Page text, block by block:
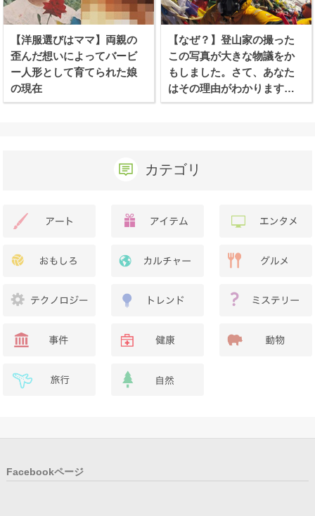
【洋服選びはママ】両親の
歪んだ想いによってバービ
ー人形として育てられた娘
の現在
【なぜ？】登山家の撮った
この写真が大きな物議をか
もしました。さて、あなた
はその理由がわかります
か？
カテゴリ
Facebookページ